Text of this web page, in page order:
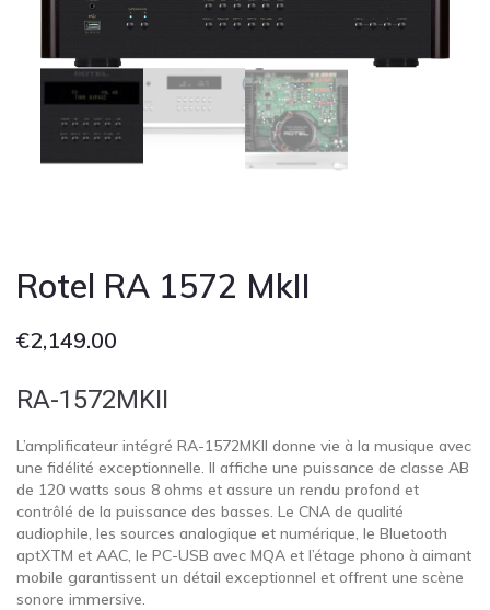
Rotel RA 1572 MkII
€2,149.00
RA-1572MKII
L’amplificateur intégré RA-1572MKII donne vie à la musique avec
une fidélité exceptionnelle. Il affiche une puissance de classe AB
de 120 watts sous 8 ohms et assure un rendu profond et
contrôlé de la puissance des basses. Le CNA de qualité
audiophile, les sources analogique et numérique, le Bluetooth
aptXTM et AAC, le PC-USB avec MQA et l’étage phono à aimant
mobile garantissent un détail exceptionnel et offrent une scène
sonore immersive.